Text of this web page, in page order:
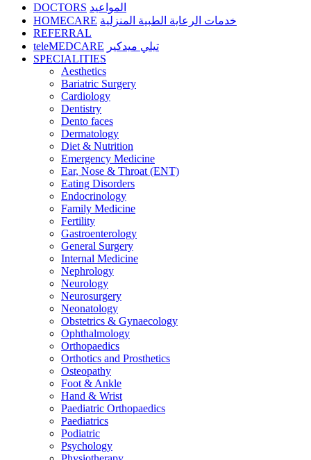
DOCTORS المواعيد
HOMECARE خدمات الرعاية الطبية المنزلية
REFERRAL
teleMEDCARE تيلي ميدكير
SPECIALITIES
Aesthetics
Bariatric Surgery
Cardiology
Dentistry
Dento faces
Dermatology
Diet & Nutrition
Emergency Medicine
Ear, Nose & Throat (ENT)
Eating Disorders
Endocrinology
Family Medicine
Fertility
Gastroenterology
General Surgery
Internal Medicine
Nephrology
Neurology
Neurosurgery
Neonatology
Obstetrics & Gynaecology
Ophthalmology
Orthopaedics
Orthotics and Prosthetics
Osteopathy
Foot & Ankle
Hand & Wrist
Paediatric Orthopaedics
Paediatrics
Podiatric
Psychology